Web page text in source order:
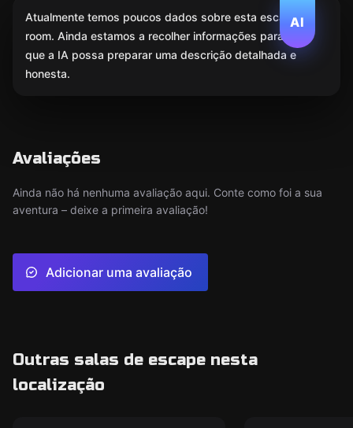
AI
Atualmente temos poucos dados sobre esta escape
room. Ainda estamos a recolher informações para
que a IA possa preparar uma descrição detalhada e
honesta.
Avaliações
Ainda não há nenhuma avaliação aqui. Conte como foi a sua
aventura – deixe a primeira avaliação!
Adicionar uma avaliação
Outras salas de escape nesta
localização